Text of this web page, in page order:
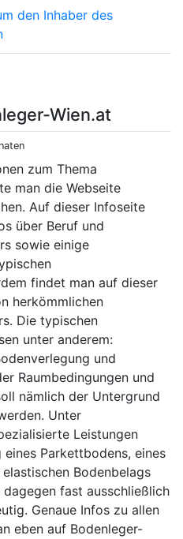
Wien.at
zum Thema
man die Webseite
Auf dieser Infoseite
über Beruf und
sowie einige
findet man auf dieser
herkömmlichen
Die typischen
unter anderem:
und
Raumbedingungen und
nämlich der Untergrund
Unter
Leistungen
Parkettbodens, eines
Bodenbelags
fast ausschließlich
Genaue Infos zu allen
eben auf Bodenleger-
den Inhaber des